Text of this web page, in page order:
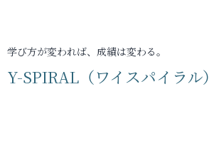
学び方が変われば、成績は変わる。
Y-SPIRAL（ワイスパイラル）